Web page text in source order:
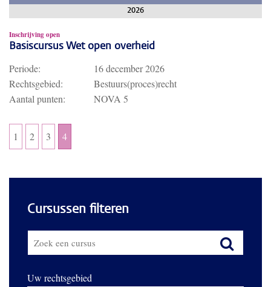
2026
Inschrijving open
Basiscursus Wet open overheid
Periode:
16 december 2026
Rechtsgebied:
Bestuurs(proces)recht
Aantal punten:
NOVA 5
1 2 3 4
Cursussen filteren
Uw rechtsgebied